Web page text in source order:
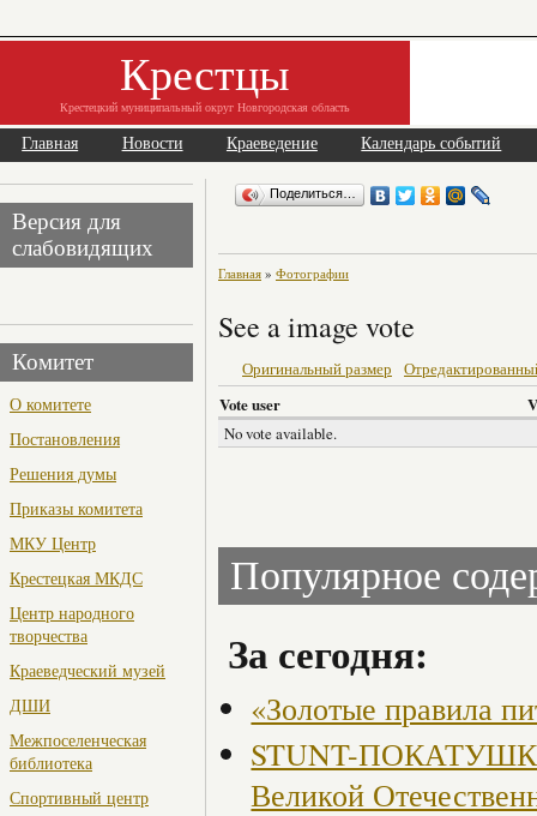
Крестцы
Крестецкий муниципальный округ Новгородская область
Главная Новости Краеведение Календарь событий
Версия для
слабовидящих
Комитет
О комитете
Постановления
Решения думы
Приказы комитета
МКУ Центр
Крестецкая МКДС
Центр народного
творчества
Краеведческий музей
ДШИ
Межпоселенческая
библиотека
Спортивный центр
Поделиться…
Главная » Фотографии
See a image vote
Оригинальный размер
Vote user
No vote available.
Популярное
За сегодня:
«Золотые правила
STUNT-
Великой